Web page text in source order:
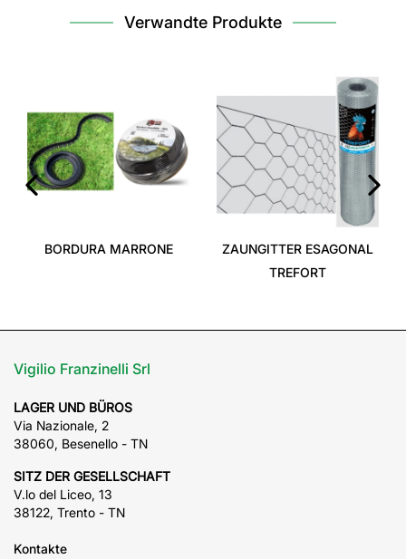
Verwandte Produkte
BORDURA MARRONE
ZAUNGITTER ESAGONAL
TREFORT
›
Vigilio Franzinelli Srl
LAGER UND BÜROS
Via Nazionale, 2
38060, Besenello - TN
SITZ DER GESELLSCHAFT
V.lo del Liceo, 13
38122, Trento - TN
Kontakte